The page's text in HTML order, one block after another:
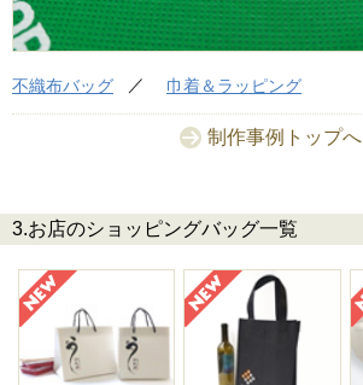
不織布バッグ 巾着＆ラッピング
制作事例トップへ
3.お店のショッピングバッグ一覧